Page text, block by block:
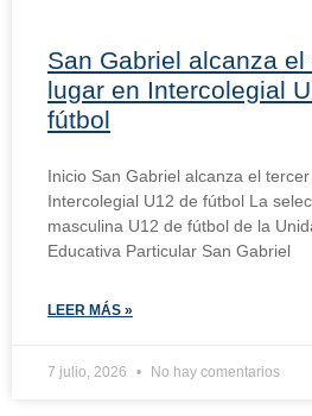
San Gabriel alcanza el
lugar en Intercolegial
fútbol
Inicio San Gabriel alcanza el
Intercolegial U12 de fútbol La
masculina U12 de fútbol de la
Educativa Particular San Gabriel
LEER MÁS »
7 julio, 2026 No hay comentarios